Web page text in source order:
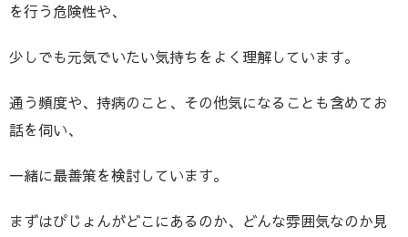
を行う危険性や、
少しでも元気でいたい気持ちをよく理解しています。
通う頻度や、持病のこと、その他気になることも含めてお
話を伺い、
一緒に最善策を検討しています。
まずはぴじょんがどこにあるのか、どんな雰囲気なのか見